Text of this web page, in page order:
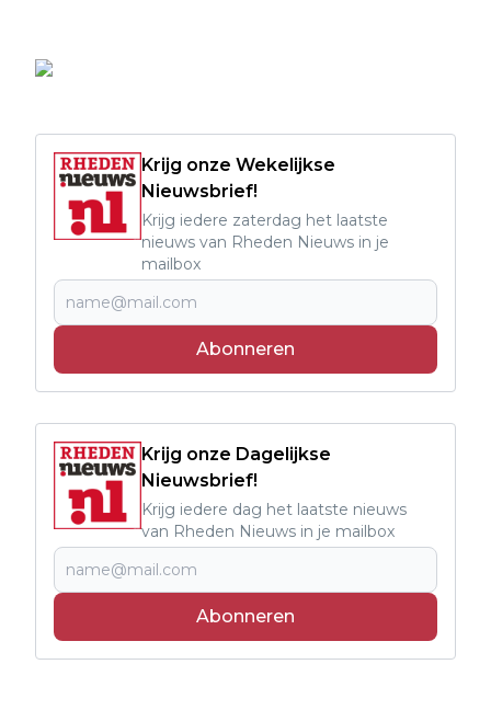
Krijg onze Wekelijkse
Nieuwsbrief!
Krijg iedere zaterdag het laatste
nieuws van Rheden Nieuws in je
mailbox
Abonneren
Krijg onze Dagelijkse
Nieuwsbrief!
Krijg iedere dag het laatste nieuws
van Rheden Nieuws in je mailbox
Abonneren